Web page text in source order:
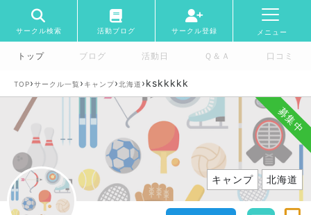
サークル検索 活動ブログ サークル登録 メニュー
トップ ブログ 活動日 Ｑ＆Ａ 口コミ
TOP›サークル一覧 › キャンプ›北海道 ›kskkkkk
募集中
キャンプ 北海道